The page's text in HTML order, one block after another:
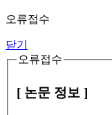
오류접수
닫기
오류접수
[ 논문 정보 ]